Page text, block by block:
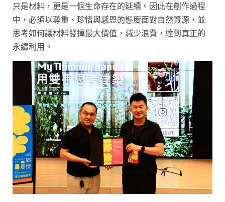
只是材料，更是一個生命存在的延續。因此在創作過程
中，必須以尊重、珍惜與感恩的態度面對自然資源，並
思考如何讓材料發揮最大價值，減少浪費，達到真正的
永續利用。